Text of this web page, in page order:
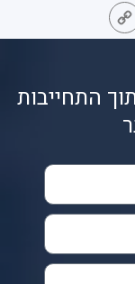
Link
התחייבות